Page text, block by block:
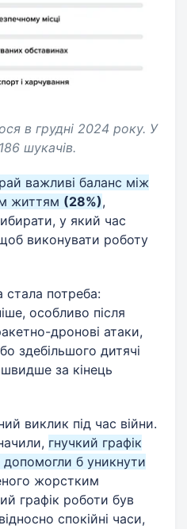
в грудні 2024 року. У
шукачів.
важливі баланс між
життям (28%),
у який час
виконувати роботу
стала потреба:
особливо після
дронові атаки,
здебільшого дитячі
за кінець
виклик під час війни.
гнучкий графік
б уникнути
жорстким
графік роботи був
спокійні часи,